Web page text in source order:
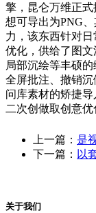
擎，昆仑万维正式
想可导出为PNG
力，该东西针对
优化，供给了图
局部沉绘等丰硕
全屏批注、撤销
问库素材的矫捷
二次创做取创意优
上一篇： 是
下一篇： 以
关于我们